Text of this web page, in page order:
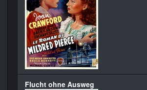
Flucht ohne Ausweg